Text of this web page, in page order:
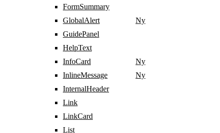
FormSummary
GlobalAlert
Ny
GuidePanel
HelpText
InfoCard
Ny
InlineMessage
Ny
InternalHeader
Link
LinkCard
List